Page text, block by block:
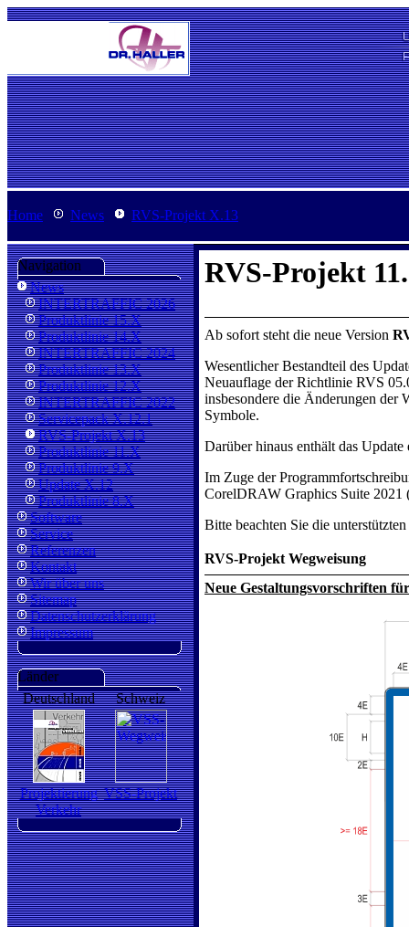
Home News RVS-Projekt X.13
Navigation
News
INTERTRAFFIC 2026
Produktlinie 15.X
Produktlinie 14.X
INTERTRAFFIC 2024
Produktlinie 13.X
Produktlinie 12.X
INTERTRAFFIC 2022
Servicepack X.12.1
RVS-Projekt X.13
Produktlinie 11.X
Produktlinie 9.X
Update X.12
Produktlinie 8.X
Software
Service
Referenzen
Kontakt
Wir über uns
Sitemap
Datenschutzerklärung
Impressum
Länder
Deutschland
Projektierung
Verkehr
Schweiz
VSS-Projekt
RVS-Projekt
Ab sofort steht die neue Version
Wesentlicher Bestandteil des
Neuauflage der Richtlinie RVS
insbesondere die Änderungen der
Symbole.
Darüber hinaus enthält das
Im Zuge der
CorelDRAW Graphics Suite 2021
Bitte beachten Sie die unterstützten
RVS-Projekt Wegweisung
Neue Gestaltungsvorschriften